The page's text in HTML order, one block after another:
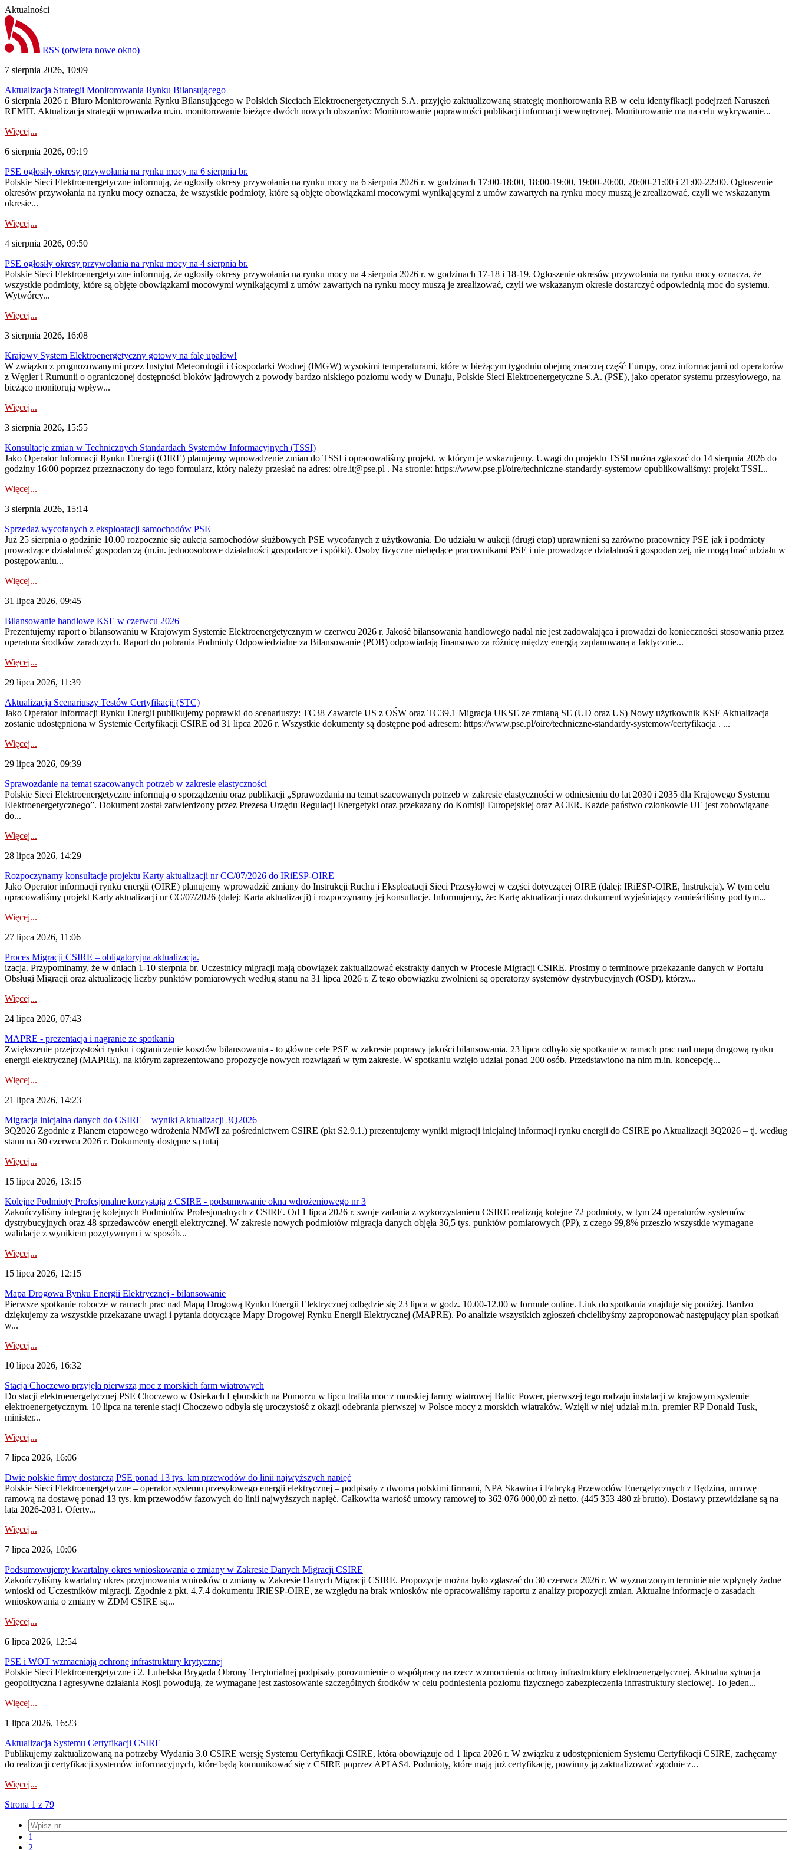
Aktualności
RSS (otwiera nowe okno)
7 sierpnia 2026, 10:09
Aktualizacja Strategii Monitorowania Rynku Bilansującego
6 sierpnia 2026 r. Biuro Monitorowania Rynku Bilansującego w Polskich Sieciach Elektroenergetycznych S.A. przyjęło zaktualizowaną strategię monitorowania RB w celu identyfikacji podejrzeń Naruszeń
REMIT. Aktualizacja strategii wprowadza m.in. monitorowanie bieżące dwóch nowych obszarów: Monitorowanie poprawności publikacji informacji wewnętrznej. Monitorowanie ma na celu wykrywanie...
Więcej...
6 sierpnia 2026, 09:19
PSE ogłosiły okresy przywołania na rynku mocy na 6 sierpnia br.
Polskie Sieci Elektroenergetyczne informują, że ogłosiły okresy przywołania na rynku mocy na 6 sierpnia 2026 r. w godzinach 17:00-18:00, 18:00-19:00, 19:00-20:00, 20:00-21:00 i 21:00-22:00. Ogłoszenie
okresów przywołania na rynku mocy oznacza, że wszystkie podmioty, które są objęte obowiązkami mocowymi wynikającymi z umów zawartych na rynku mocy muszą je zrealizować, czyli we wskazanym
okresie...
Więcej...
4 sierpnia 2026, 09:50
PSE ogłosiły okresy przywołania na rynku mocy na 4 sierpnia br.
Polskie Sieci Elektroenergetyczne informują, że ogłosiły okresy przywołania na rynku mocy na 4 sierpnia 2026 r. w godzinach 17-18 i 18-19. Ogłoszenie okresów przywołania na rynku mocy oznacza, że
wszystkie podmioty, które są objęte obowiązkami mocowymi wynikającymi z umów zawartych na rynku mocy muszą je zrealizować, czyli we wskazanym okresie dostarczyć odpowiednią moc do systemu.
Wytwórcy...
Więcej...
3 sierpnia 2026, 16:08
Krajowy System Elektroenergetyczny gotowy na falę upałów!
W związku z prognozowanymi przez Instytut Meteorologii i Gospodarki Wodnej (IMGW) wysokimi temperaturami, które w bieżącym tygodniu obejmą znaczną część Europy, oraz informacjami od operatorów
z Węgier i Rumunii o ograniczonej dostępności bloków jądrowych z powody bardzo niskiego poziomu wody w Dunaju, Polskie Sieci Elektroenergetyczne S.A. (PSE), jako operator systemu przesyłowego, na
bieżąco monitorują wpływ...
Więcej...
3 sierpnia 2026, 15:55
Konsultacje zmian w Technicznych Standardach Systemów Informacyjnych (TSSI)
Jako Operator Informacji Rynku Energii (OIRE) planujemy wprowadzenie zmian do TSSI i opracowaliśmy projekt, w którym je wskazujemy. Uwagi do projektu TSSI można zgłaszać do 14 sierpnia 2026 do
godziny 16:00 poprzez przeznaczony do tego formularz, który należy przesłać na adres: oire.it@pse.pl . Na stronie: https://www.pse.pl/oire/techniczne-standardy-systemow opublikowaliśmy: projekt TSSI...
Więcej...
3 sierpnia 2026, 15:14
Sprzedaż wycofanych z eksploatacji samochodów PSE
Już 25 sierpnia o godzinie 10.00 rozpocznie się aukcja samochodów służbowych PSE wycofanych z użytkowania. Do udziału w aukcji (drugi etap) uprawnieni są zarówno pracownicy PSE jak i podmioty
prowadzące działalność gospodarczą (m.in. jednoosobowe działalności gospodarcze i spółki). Osoby fizyczne niebędące pracownikami PSE i nie prowadzące działalności gospodarczej, nie mogą brać udziału w
postępowaniu...
Więcej...
31 lipca 2026, 09:45
Bilansowanie handlowe KSE w czerwcu 2026
Prezentujemy raport o bilansowaniu w Krajowym Systemie Elektroenergetycznym w czerwcu 2026 r. Jakość bilansowania handlowego nadal nie jest zadowalająca i prowadzi do konieczności stosowania przez
operatora środków zaradczych. Raport do pobrania Podmioty Odpowiedzialne za Bilansowanie (POB) odpowiadają finansowo za różnicę między energią zaplanowaną a faktycznie...
Więcej...
29 lipca 2026, 11:39
Aktualizacja Scenariuszy Testów Certyfikacji (STC)
Jako Operator Informacji Rynku Energii publikujemy poprawki do scenariuszy: TC38 Zawarcie US z OŚW oraz TC39.1 Migracja UKSE ze zmianą SE (UD oraz US) Nowy użytkownik KSE Aktualizacja
zostanie udostępniona w Systemie Certyfikacji CSIRE od 31 lipca 2026 r. Wszystkie dokumenty są dostępne pod adresem: https://www.pse.pl/oire/techniczne-standardy-systemow/certyfikacja . ...
Więcej...
29 lipca 2026, 09:39
Sprawozdanie na temat szacowanych potrzeb w zakresie elastyczności
Polskie Sieci Elektroenergetyczne informują o sporządzeniu oraz publikacji „Sprawozdania na temat szacowanych potrzeb w zakresie elastyczności w odniesieniu do lat 2030 i 2035 dla Krajowego Systemu
Elektroenergetycznego”. Dokument został zatwierdzony przez Prezesa Urzędu Regulacji Energetyki oraz przekazany do Komisji Europejskiej oraz ACER. Każde państwo członkowie UE jest zobowiązane
do...
Więcej...
28 lipca 2026, 14:29
Rozpoczynamy konsultacje projektu Karty aktualizacji nr CC/07/2026 do IRiESP-OIRE
Jako Operator informacji rynku energii (OIRE) planujemy wprowadzić zmiany do Instrukcji Ruchu i Eksploatacji Sieci Przesyłowej w części dotyczącej OIRE (dalej: IRiESP-OIRE, Instrukcja). W tym celu
opracowaliśmy projekt Karty aktualizacji nr CC/07/2026 (dalej: Karta aktualizacji) i rozpoczynamy jej konsultacje. Informujemy, że: Kartę aktualizacji oraz dokument wyjaśniający zamieściliśmy pod tym...
Więcej...
27 lipca 2026, 11:06
Proces Migracji CSIRE – obligatoryjna aktualizacja.
izacja. Przypominamy, że w dniach 1-10 sierpnia br. Uczestnicy migracji mają obowiązek zaktualizować ekstrakty danych w Procesie Migracji CSIRE. Prosimy o terminowe przekazanie danych w Portalu
Obsługi Migracji oraz aktualizację liczby punktów pomiarowych według stanu na 31 lipca 2026 r. Z tego obowiązku zwolnieni są operatorzy systemów dystrybucyjnych (OSD), którzy...
Więcej...
24 lipca 2026, 07:43
MAPRE - prezentacja i nagranie ze spotkania
Zwiększenie przejrzystości rynku i ograniczenie kosztów bilansowania - to główne cele PSE w zakresie poprawy jakości bilansowania. 23 lipca odbyło się spotkanie w ramach prac nad mapą drogową rynku
energii elektrycznej (MAPRE), na którym zaprezentowano propozycje nowych rozwiązań w tym zakresie. W spotkaniu wzięło udział ponad 200 osób. Przedstawiono na nim m.in. koncepcję...
Więcej...
21 lipca 2026, 14:23
Migracja inicjalna danych do CSIRE – wyniki Aktualizacji 3Q2026
3Q2026 Zgodnie z Planem etapowego wdrożenia NMWI za pośrednictwem CSIRE (pkt S2.9.1.) prezentujemy wyniki migracji inicjalnej informacji rynku energii do CSIRE po Aktualizacji 3Q2026 – tj. według
stanu na 30 czerwca 2026 r. Dokumenty dostępne są tutaj
Więcej...
15 lipca 2026, 13:15
Kolejne Podmioty Profesjonalne korzystają z CSIRE - podsumowanie okna wdrożeniowego nr 3
Zakończyliśmy integrację kolejnych Podmiotów Profesjonalnych z CSIRE. Od 1 lipca 2026 r. swoje zadania z wykorzystaniem CSIRE realizują kolejne 72 podmioty, w tym 24 operatorów systemów
dystrybucyjnych oraz 48 sprzedawców energii elektrycznej. W zakresie nowych podmiotów migracja danych objęła 36,5 tys. punktów pomiarowych (PP), z czego 99,8% przeszło wszystkie wymagane
walidacje z wynikiem pozytywnym i w sposób...
Więcej...
15 lipca 2026, 12:15
Mapa Drogowa Rynku Energii Elektrycznej - bilansowanie
Pierwsze spotkanie robocze w ramach prac nad Mapą Drogową Rynku Energii Elektrycznej odbędzie się 23 lipca w godz. 10.00-12.00 w formule online. Link do spotkania znajduje się poniżej. Bardzo
dziękujemy za wszystkie przekazane uwagi i pytania dotyczące Mapy Drogowej Rynku Energii Elektrycznej (MAPRE). Po analizie wszystkich zgłoszeń chcielibyśmy zaproponować następujący plan spotkań
w...
Więcej...
10 lipca 2026, 16:32
Stacja Choczewo przyjęła pierwszą moc z morskich farm wiatrowych
Do stacji elektroenergetycznej PSE Choczewo w Osiekach Lęborskich na Pomorzu w lipcu trafiła moc z morskiej farmy wiatrowej Baltic Power, pierwszej tego rodzaju instalacji w krajowym systemie
elektroenergetycznym. 10 lipca na terenie stacji Choczewo odbyła się uroczystość z okazji odebrania pierwszej w Polsce mocy z morskich wiatraków. Wzięli w niej udział m.in. premier RP Donald Tusk,
minister...
Więcej...
7 lipca 2026, 16:06
Dwie polskie firmy dostarczą PSE ponad 13 tys. km przewodów do linii najwyższych napięć
Polskie Sieci Elektroenergetyczne – operator systemu przesyłowego energii elektrycznej – podpisały z dwoma polskimi firmami, NPA Skawina i Fabryką Przewodów Energetycznych z Będzina, umowę
ramową na dostawę ponad 13 tys. km przewodów fazowych do linii najwyższych napięć. Całkowita wartość umowy ramowej to 362 076 000,00 zł netto. (445 353 480 zł brutto). Dostawy przewidziane są na
lata 2026-2031. Oferty...
Więcej...
7 lipca 2026, 10:06
Podsumowujemy kwartalny okres wnioskowania o zmiany w Zakresie Danych Migracji CSIRE
Zakończyliśmy kwartalny okres przyjmowania wniosków o zmiany w Zakresie Danych Migracji CSIRE. Propozycje można było zgłaszać do 30 czerwca 2026 r. W wyznaczonym terminie nie wpłynęły żadne
wnioski od Uczestników migracji. Zgodnie z pkt. 4.7.4 dokumentu IRiESP-OIRE, ze względu na brak wniosków nie opracowaliśmy raportu z analizy propozycji zmian. Aktualne informacje o zasadach
wnioskowania o zmiany w ZDM CSIRE są...
Więcej...
6 lipca 2026, 12:54
PSE i WOT wzmacniają ochronę infrastruktury krytycznej
Polskie Sieci Elektroenergetyczne i 2. Lubelska Brygada Obrony Terytorialnej podpisały porozumienie o współpracy na rzecz wzmocnienia ochrony infrastruktury elektroenergetycznej. Aktualna sytuacja
geopolityczna i agresywne działania Rosji powodują, że wymagane jest zastosowanie szczególnych środków w celu podniesienia poziomu fizycznego zabezpieczenia infrastruktury sieciowej. To jeden...
Więcej...
1 lipca 2026, 16:23
Aktualizacja Systemu Certyfikacji CSIRE
Publikujemy zaktualizowaną na potrzeby Wydania 3.0 CSIRE wersję Systemu Certyfikacji CSIRE, która obowiązuje od 1 lipca 2026 r. W związku z udostępnieniem Systemu Certyfikacji CSIRE, zachęcamy
do realizacji certyfikacji systemów informacyjnych, które będą komunikować się z CSIRE poprzez API AS4. Podmioty, które mają już certyfikację, powinny ją zaktualizować zgodnie z...
Więcej...
Strona 1 z 79
1
2